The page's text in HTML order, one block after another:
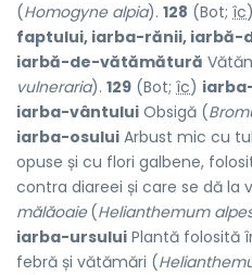
(Homogyne alpia). 128 (Bot; îc)
faptului, iarba-rănii,
iarbă-de-vătămătură
vulneraria). 129 (Bot; îc)
iarba-vântului Obsigă (
iarba-osului Arbust mic cu
opuse și cu flori galbene,
contra diareei și care se dă la
mălăoaie (Helianthemum
iarba-ursului Plantă folosită
febră și vătămări (